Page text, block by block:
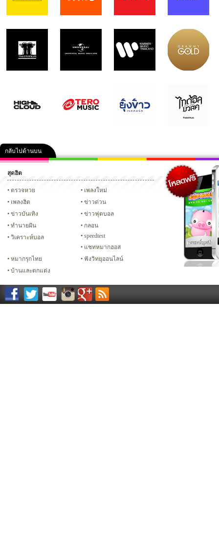
กลับไปด้านบน
คลิป ภาพ ปฏิทิน 2556 เฟซบุ๊ก ทวิ
Glitter
สุดฮิต
ตรวจหวย
เพลงใหม่
เพลงฮิต
ข่าวด่วน
ข่าวบันเทิง
ข่าวฟุตบอล
ทํานายฝัน
กลอน
วิเคราะห์บอล
speedtest
แชทหมากฮอส
หมากรุกไทย
ฟังวิทยุออนไลน์
บ้านและตกแต่ง